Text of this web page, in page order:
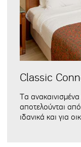
Classic
Τα
αποτελούνται
ιδανικά και για